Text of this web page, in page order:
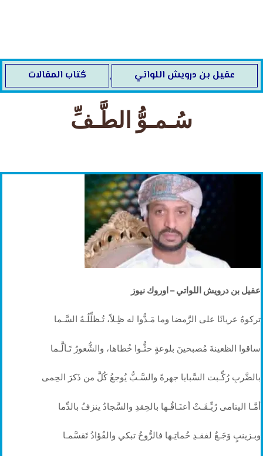
عقيل بن درويش اللواتي , كُتاب المقالات
سُـمـوُّ الطَّـفِّ
عقيل بن درويش اللواتي – اوروك نيوز
تركوهُ عريانًا على الرَّمضا وما مَـدُّوا له ظِـلاً، تُـظلِّلُـهُ السَّـما
ساقوا الظعينةَ مُصبحينَ بلوعةٍ حثُّـوا خُطاها، والشُّعورُ تَـألَّـما
بالضَّربِ رُكِّـبت السَّبايا جهرةً والسَّـبُّ يُوجعُ كُلَّ من ذَكرَ الحِمى
أمَّـا اليتامى رُبِّـقَـتْ أعنَـاقُـها بالحِقدِ والسَّجادُ ينزفُ بالدِّما
وبـزينبٍ وَجَـعٌ لفقـدِ حُماتِـها فالرُّوحُ تبكي والفُؤادُ تَقسَّمـا